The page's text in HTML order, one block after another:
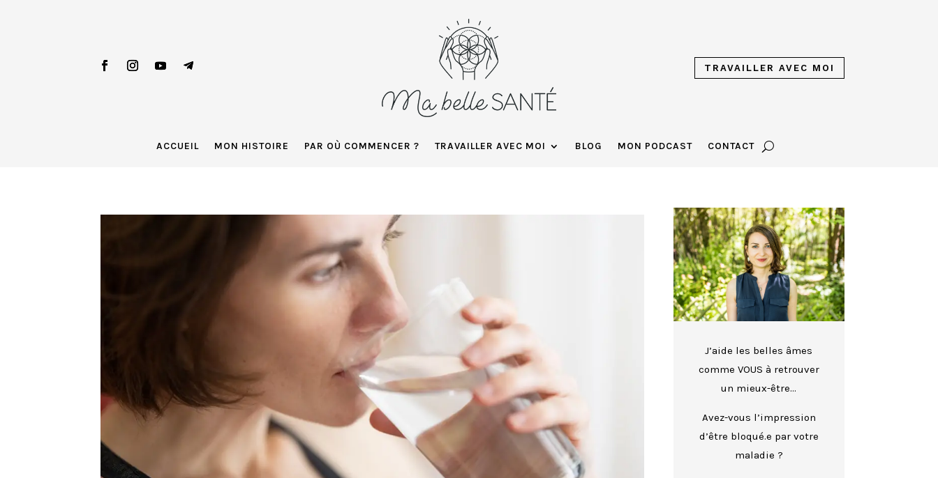
TRAVAILLER AVEC MOI
ACCUEIL MON HISTOIRE PAR OÙ COMMENCER ? TRAVAILLER AVEC MOI BLOG MON PODCAST CONTACT
J’aide les belles âmes
comme VOUS à retrouver
un mieux-être…
Avez-vous l’impression
d’être bloqué.e par votre
maladie ?